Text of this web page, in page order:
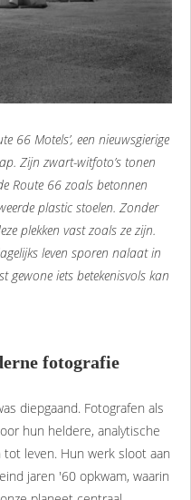
66 Motels’, een nieuwsgierige
Zijn zwart-witfoto’s tonen
Route 66 zoals betonnen
plastic stoelen. Zonder
plekken vast zoals ze zijn.
leven sporen nalaat in
gewone iets betekenisvols kan
fotografie
diepgaand. Fotografen als
hun heldere, analytische
leven. Hun werk sloot aan
jaren '60 opkwam, waarin